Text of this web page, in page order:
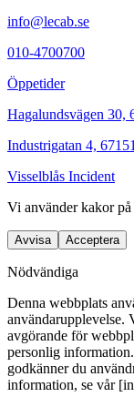
info@lecab.se
010-4700700
Öppetider
Hagalundsvägen 30,
Industrigatan 4,
Visselblås Incident
Vi använderkakorpå
Avvisa Acceptera
Nödvändiga
Denna webbplats
användarupplevelse.
avgörande för
personlig
godkänner du
information, se vår